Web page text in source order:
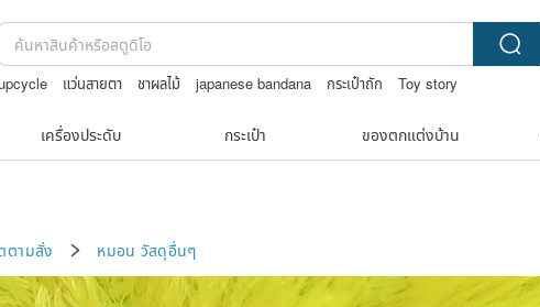
แว่นสายตา ชาผลไม้ japanese bandana กระเป๋าถัก
Toy story
เครื่องประดับ กระเป๋า ของตกแต่งบ้าน
ตามสั่ง หมอน วัสดุอื่นๆ